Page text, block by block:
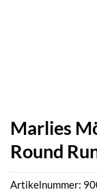
Marlies
Round
Artikelnummer: